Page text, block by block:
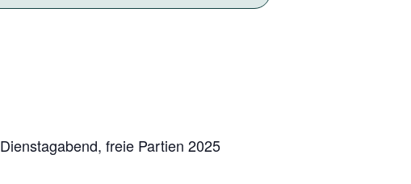
Dienstagabend, freie Partien 2025